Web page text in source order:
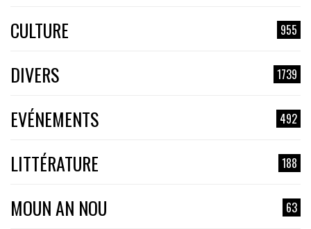
CULTURE 955
DIVERS 1739
EVÉNEMENTS 492
LITTÉRATURE 188
MOUN AN NOU 63